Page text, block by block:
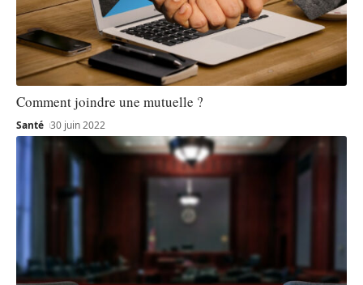
Comment joindre une mutuelle ?
Santé 30 juin 2022